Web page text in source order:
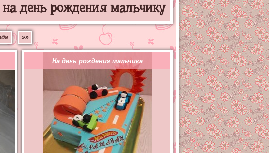
на день рождения мальчику
»»
На день рождения мальчика